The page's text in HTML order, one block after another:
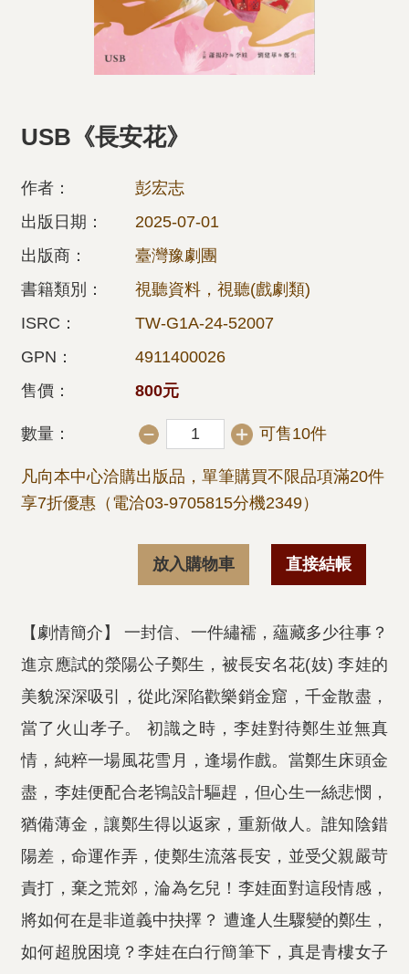
USB《長安花》
作者：
彭宏志
出版日期：
2025-07-01
出版商：
臺灣豫劇團
書籍類別：
視聽資料，視聽(戲劇類)
ISRC：
TW-G1A-24-52007
GPN：
4911400026
售價：
800元
數量： 可售10件
凡向本中心洽購出版品，單筆購買不限品項滿20件
享7折優惠（電洽03-9705815分機2349）
放入購物車 直接結帳
【劇情簡介】 一封信、一件繡襦，蘊藏多少往事？
進京應試的滎陽公子鄭生，被長安名花(妓) 李娃的
美貌深深吸引，從此深陷歡樂銷金窟，千金散盡，
當了火山孝子。 初識之時，李娃對待鄭生並無真
情，純粹一場風花雪月，逢場作戲。當鄭生床頭金
盡，李娃便配合老鴇設計驅趕，但心生一絲悲憫，
猶備薄金，讓鄭生得以返家，重新做人。誰知陰錯
陽差，命運作弄，使鄭生流落長安，並受父親嚴苛
責打，棄之荒郊，淪為乞兒！李娃面對這段情感，
將如何在是非道義中抉擇？ 遭逢人生驟變的鄭生，
如何超脫困境？李娃在白行簡筆下，真是青樓女子